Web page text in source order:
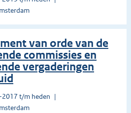
van orde van de
commissies en
vergaderingen
t/m heden